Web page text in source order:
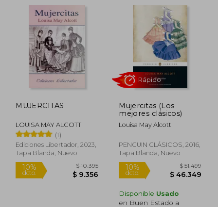
10%
dcto.
Rápido
10%
dcto.
Rápido
MUJERCITAS
LOUISA MAY ALCOTT
(1)
Ediciones Libertador, 2023,
Tapa Blanda, Nuevo
Mujercitas (Los
mejores clásicos)
Louisa May Alcott
PENGUIN CLÁSICOS, 2016,
Tapa Blanda, Nuevo
Disponible Usado
en Buen Estado a